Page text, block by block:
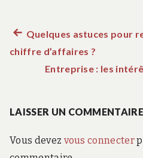
Navigation
Article
précédent :
Quelques astuces pour
chiffre d’affaires ?
Entreprise : les
LAISSER UN COMMENTAIRE
Vous devez vous connecter